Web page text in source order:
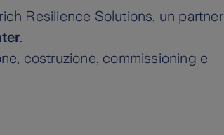
Resilience Solutions, un partner
.
costruzione, commissioning e